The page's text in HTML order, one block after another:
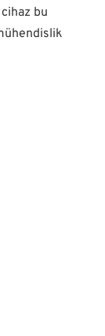
bu